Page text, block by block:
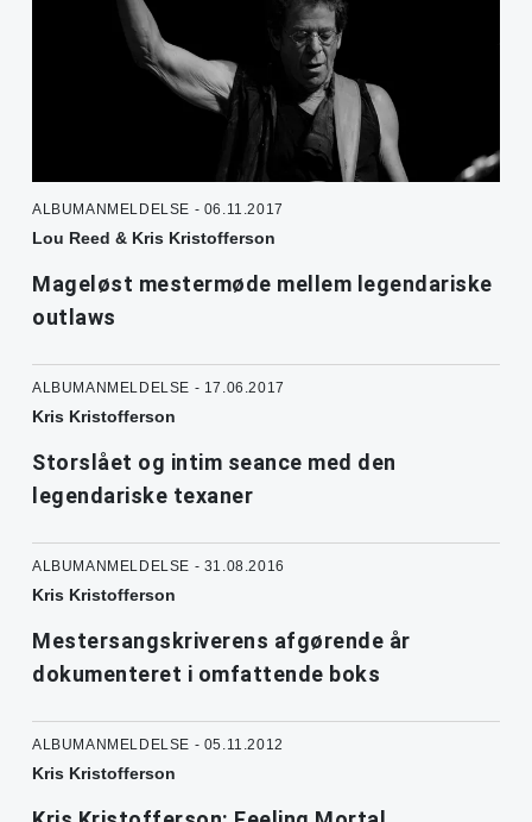
ALBUMANMELDELSE - 06.11.2017
Lou Reed & Kris Kristofferson
Mageløst mestermøde mellem legendariske
outlaws
ALBUMANMELDELSE - 17.06.2017
Kris Kristofferson
Storslået og intim seance med den
legendariske texaner
ALBUMANMELDELSE - 31.08.2016
Kris Kristofferson
Mestersangskriverens afgørende år
dokumenteret i omfattende boks
ALBUMANMELDELSE - 05.11.2012
Kris Kristofferson